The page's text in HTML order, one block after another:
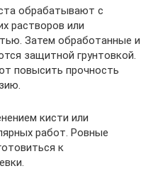
обрабатывают с
растворов или
Затем обработанные и
защитной грунтовкой.
повысить прочность
кисти или
работ. Ровные
к